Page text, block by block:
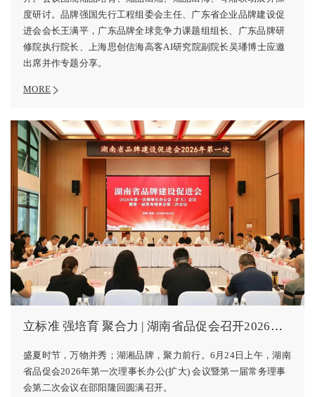
度研讨。品牌强国先行工程组委会主任、广东省企业品牌建设促
进会会长王满平，广东品牌全球竞争力课题组组长、广东品牌研
修院执行院长、上海思创信海高客AI研究院副院长吴璠博士应邀
出席并作专题分享。
MORE
立标准 强培育 聚合力 | 湖南省品促会召开2026年第一次理事长办公(扩大) 会议
盛夏时节，万物并秀；湖湘品牌，聚力前行。6月24日上午，湖南
省品促会2026年第一次理事长办公(扩大) 会议暨第一届常务理事
会第二次会议在邵阳隆回圆满召开。